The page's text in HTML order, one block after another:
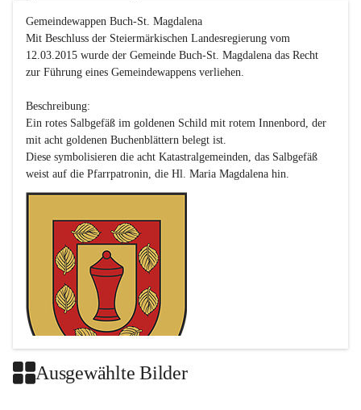
Gemeindewappen Buch-St. Magdalena
Mit Beschluss der Steiermärkischen Landesregierung vom
12.03.2015 wurde der Gemeinde Buch-St. Magdalena das Recht
zur Führung eines Gemeindewappens verliehen.
Beschreibung:
Ein rotes Salbgefäß im goldenen Schild mit rotem Innenbord, der
mit acht goldenen Buchenblättern belegt ist.
Diese symbolisieren die acht Katastralgemeinden, das Salbgefäß
Ausgewählte Bilder